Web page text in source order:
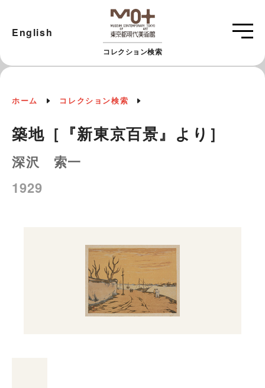
コレクション検索
English
ホーム コレクション検索
築地［『新東京百景』より］
深沢 索一
1929